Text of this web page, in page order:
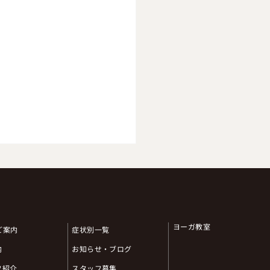
案内
症状別一覧
お知らせ・ブログ
ヨーガ教室